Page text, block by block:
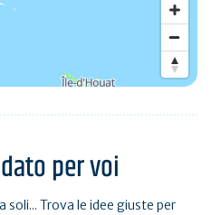
per voi
soli... Trova le idee giuste per